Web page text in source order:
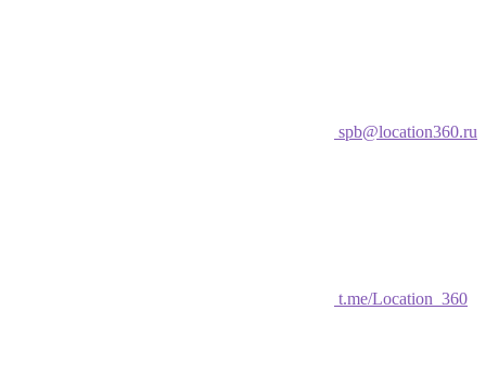
spb@location360.ru
t.me/Location_360